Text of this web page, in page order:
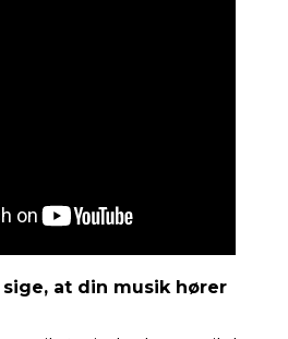
at din musik hører